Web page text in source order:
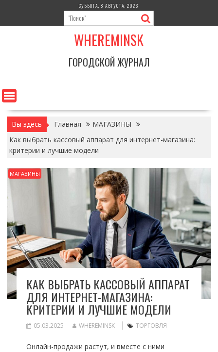
содержимому
СУББОТА, 8 АВГУСТА, 2026
WHEREMINSK
ГОРОДСКОЙ ЖУРНАЛ
Вы здесь Главная
МАГАЗИНЫ
Как выбрать кассовый аппарат для интернет-магазина:
критерии и лучшие модели
МАГАЗИНЫ
КАК ВЫБРАТЬ КАССОВЫЙ АППАРАТ
ДЛЯ ИНТЕРНЕТ-МАГАЗИНА:
КРИТЕРИИ И ЛУЧШИЕ МОДЕЛИ
05.03.2025 WHEREMINSK ТОРГОВЛЯ
Онлайн-продажи растут, и вместе с ними